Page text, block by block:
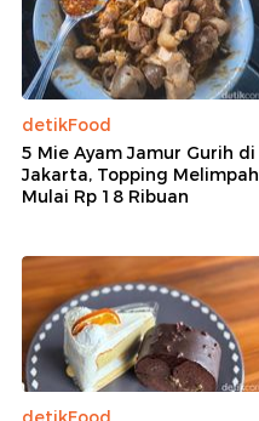
detikFood
5 Mie Ayam Jamur Gurih di
Jakarta, Topping Melimpah
Mulai Rp 18 Ribuan